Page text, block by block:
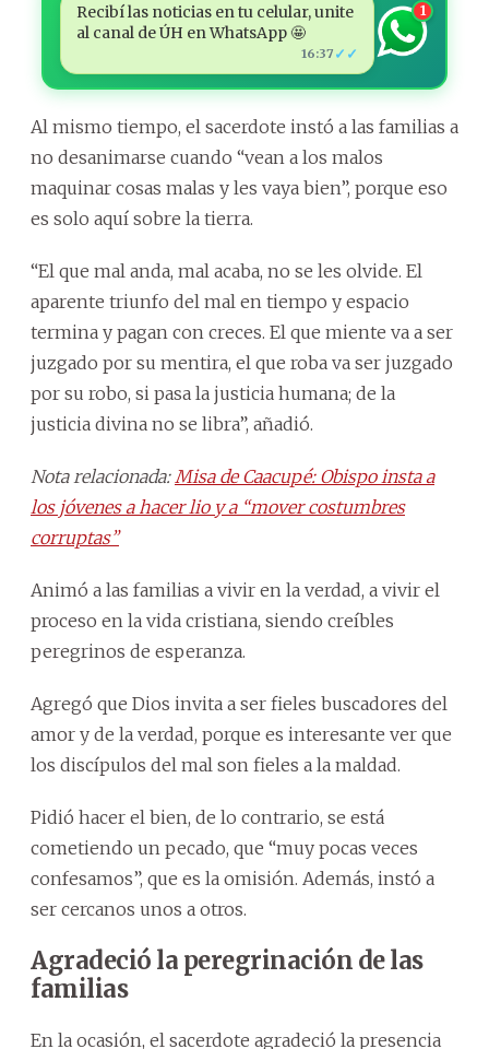
Recibí las noticias en tu celular, unite
al canal de ÚH en WhatsApp 🤩
16:37 ✓✓
1
Al mismo tiempo, el sacerdote instó a las familias a
no desanimarse cuando “vean a los malos
maquinar cosas malas y les vaya bien”, porque eso
es solo aquí sobre la tierra.
“El que mal anda, mal acaba, no se les olvide. El
aparente triunfo del mal en tiempo y espacio
termina y pagan con creces. El que miente va a ser
juzgado por su mentira, el que roba va ser juzgado
por su robo, si pasa la justicia humana; de la
justicia divina no se libra”, añadió.
Nota relacionada: Misa de Caacupé: Obispo insta a
los jóvenes a hacer lio y a “mover costumbres
corruptas”
Animó a las familias a vivir en la verdad, a vivir el
proceso en la vida cristiana, siendo creíbles
peregrinos de esperanza.
Agregó que Dios invita a ser fieles buscadores del
amor y de la verdad, porque es interesante ver que
los discípulos del mal son fieles a la maldad.
Pidió hacer el bien, de lo contrario, se está
cometiendo un pecado, que “muy pocas veces
confesamos”, que es la omisión. Además, instó a
ser cercanos unos a otros.
Agradeció la peregrinación de las
familias
En la ocasión, el sacerdote agradeció la presencia